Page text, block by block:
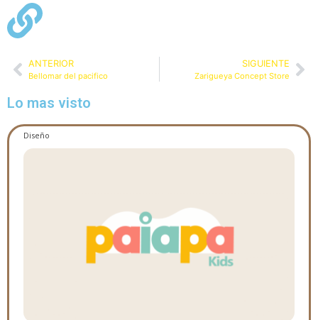
ANTERIOR
Bellomar del pacifico
SIGUIENTE
Zarigueya Concept Store
Lo mas visto
Diseño